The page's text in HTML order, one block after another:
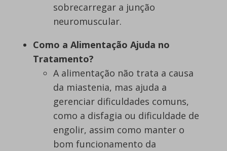
sobrecarregar a junção
neuromuscular.
Como a Alimentação Ajuda no
Tratamento?
A alimentação não trata a causa
da miastenia, mas ajuda a
gerenciar dificuldades comuns,
como a disfagia ou dificuldade de
engolir, assim como manter o
bom funcionamento da